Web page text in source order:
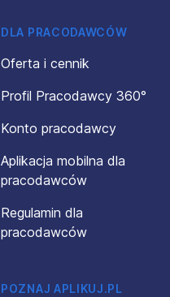
DLA PRACODAWCÓW
Oferta i cennik
Profil Pracodawcy 360°
Konto pracodawcy
Aplikacja mobilna dla
pracodawców
Regulamin dla
pracodawców
POZNAJ APLIKUJ.PL